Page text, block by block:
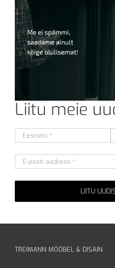
Liitu meie
TREIMANN MÖÖBEL & DISAIN